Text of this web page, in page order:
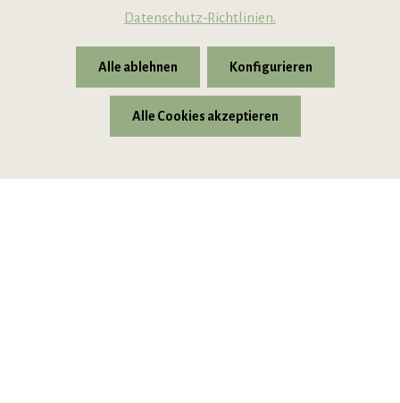
* Alle Preise inkl. gesetzl. Mehrwertsteuer zzgl.Versandkosten
Datenschutz-Richtlinien.
Alle ablehnen Konfigurieren
Alle Cookies akzeptieren